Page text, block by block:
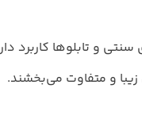
و تابلوها کاربرد
و متفاوت می‌بخشند.